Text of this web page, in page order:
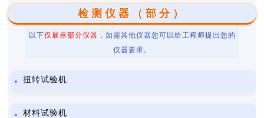
检测仪器（部分）
以下仅展示部分仪器 ，如需其他仪器您可以给工程师提出您的
仪器要求。
扭转试验机
材料试验机